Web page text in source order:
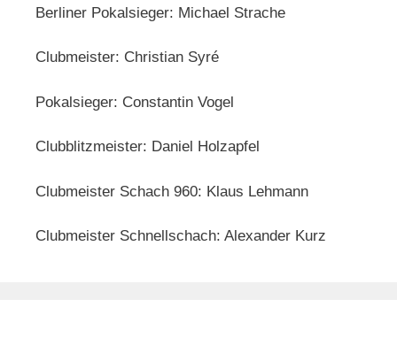
Berliner Pokalsieger: Michael Strache
Clubmeister: Christian Syré
Pokalsieger: Constantin Vogel
Clubblitzmeister: Daniel Holzapfel
Clubmeister Schach 960: Klaus Lehmann
Clubmeister Schnellschach: Alexander Kurz